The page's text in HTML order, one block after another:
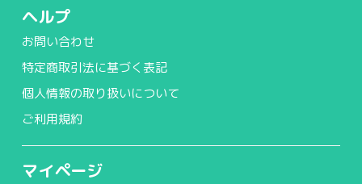
ヘルプ
お問い合わせ
特定商取引法に基づく表記
個人情報の取り扱いについて
ご利用規約
マイページ